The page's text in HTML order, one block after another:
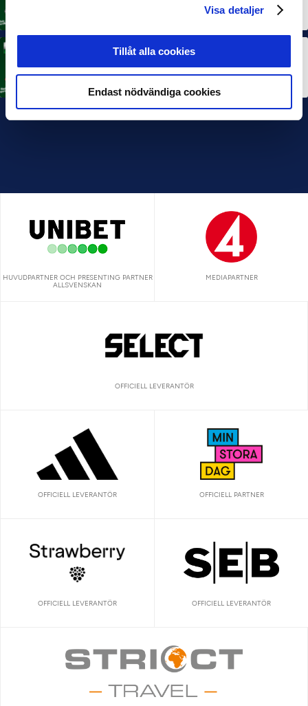
Visa detaljer
Tillåt alla cookies
Endast nödvändiga cookies
MÅNADENS TRÄNARE
Rösta på Månadens Tränare i juni
3 JUL 2026
HUVUDPARTNER OCH PRESENTING PARTNER
ALLSVENSKAN
MEDIAPARTNER
OFFICIELL LEVERANTÖR
OFFICIELL LEVERANTÖR OFFICIELL PARTNER
OFFICIELL LEVERANTÖR OFFICIELL LEVERANTÖR